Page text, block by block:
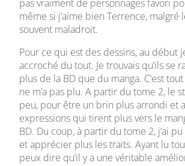
pas vraiment de personnages favori
même si j’aime bien Terrence, malgré
souvent maladroit.
Pour ce qui est des dessins, au début
accroché du tout. Je trouvais qu’ils se
plus de la BD que du manga. C’est
ne m’a pas plu. A partir du tome 2, le
peu, pour être un brin plus arrondi et
expressions qui tirent plus vers le
BD. Du coup, à partir du tome 2, j’ai
et apprécier plus les traits. Ayant lu
peux dire qu’il y a une véritable